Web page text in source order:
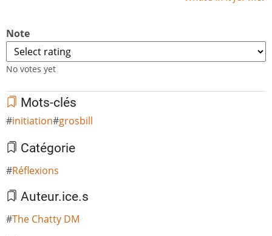
Note
No votes yet
Mots-clés
initiation grosbill
Catégorie
Réflexions
Auteur.ice.s
The Chatty DM